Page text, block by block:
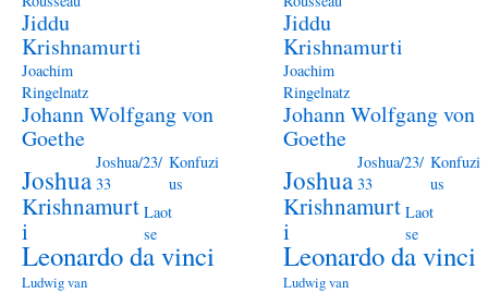
Jiddu
Krishnamurti
Joachim
Ringelnatz
Johann Wolfgang von
Goethe
Joshua
Joshua/23/
33
Konfuzi
us
Krishnamurt
i
Laot
se
Leonardo da vinci
Ludwig van
Jiddu
Krishnamurti
Joachim
Ringelnatz
Johann Wolfgang von
Goethe
Joshua
Joshua/23/
33
Konfuzi
us
Krishnamurt
i
Laot
se
Leonardo da vinci
Ludwig van